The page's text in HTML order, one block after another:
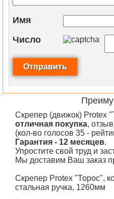
Имя
Число
Скрепер (движок) Protex
отличная покупка,
(кол-во голосов 35 -
Гарантия - 12 месяцев.
Упростите свой труд и
Мы доставим Ваш заказ
Скрепер Protex "Торос",
стальная ручка, 1260мм